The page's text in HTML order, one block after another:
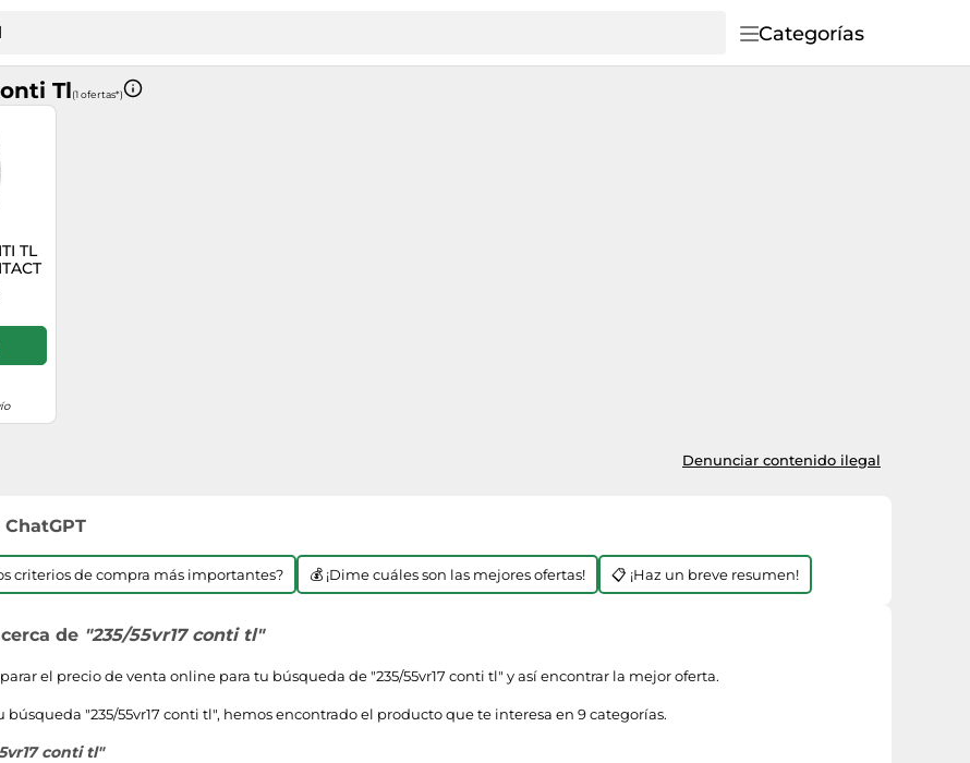
Categorías
Tl(1 ofertas*)
TL
Denunciar contenido ilegal
criterios de compra más importantes? 💰 ¡Dime cuáles son las mejores ofertas! 📋 ¡Haz un breve resumen!
de "235/55vr17 conti tl"
el precio de venta online para tu búsqueda de "235/55vr17 conti tl" y así encontrar la mejor oferta.
búsqueda "235/55vr17 conti tl", hemos encontrado el producto que te interesa en 9 categorías.
conti tl"